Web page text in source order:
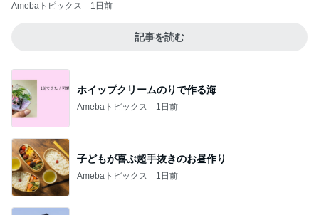
Amebaトピックス 1日前
記事を読む
ホイップクリームのりで作る海
Amebaトピックス 1日前
子どもが喜ぶ超手抜きのお昼作り
Amebaトピックス 1日前